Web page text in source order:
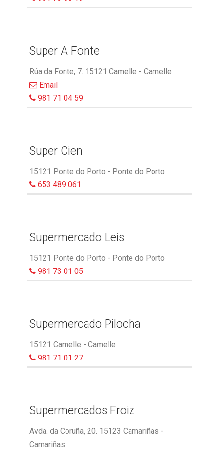
Super A Fonte
Rúa da Fonte, 7. 15121 Camelle - Camelle
Email
981 71 04 59
Super Cien
15121 Ponte do Porto - Ponte do Porto
653 489 061
Supermercado Leis
15121 Ponte do Porto - Ponte do Porto
981 73 01 05
Supermercado Pilocha
15121 Camelle - Camelle
981 71 01 27
Supermercados Froiz
Avda. da Coruña, 20. 15123 Camariñas -
Camariñas